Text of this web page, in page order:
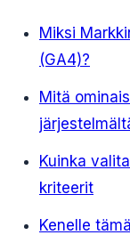
Miksi
(GA4)?
Mitä
Kuinka
kriteerit
Kenelle